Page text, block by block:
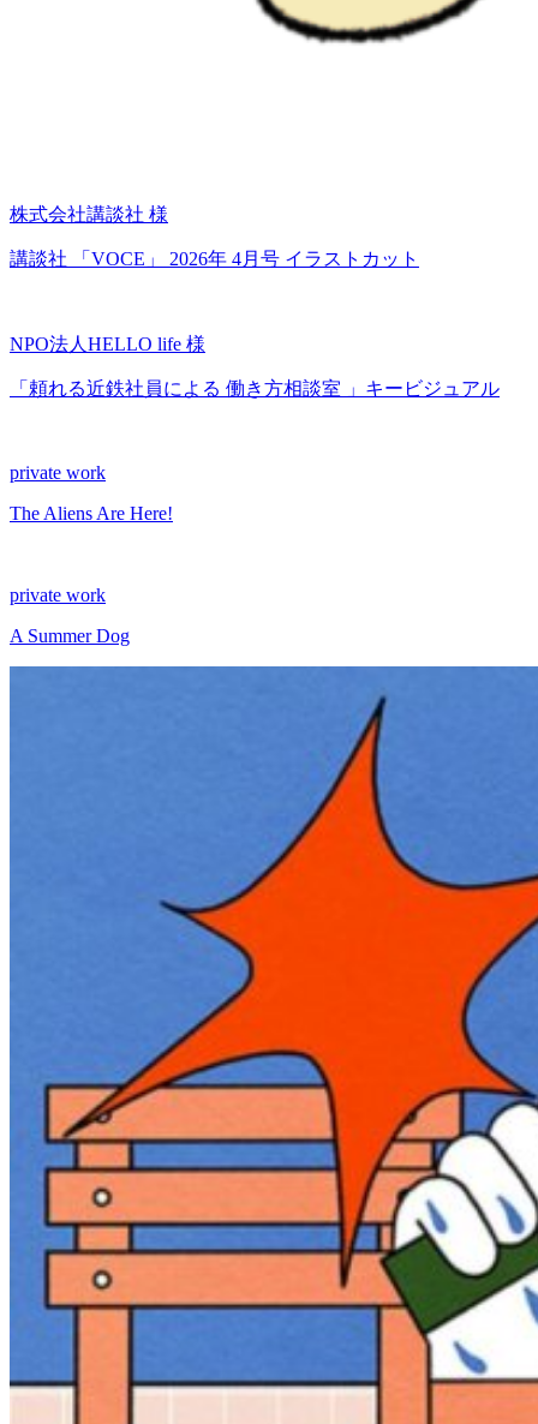
株式会社講談社 様
講談社 「VOCE」 2026年 4月号 イラストカット
NPO法人HELLO life 様
「頼れる近鉄社員による 働き方相談室 」キービジュアル
private work
The Aliens Are Here!
private work
A Summer Dog